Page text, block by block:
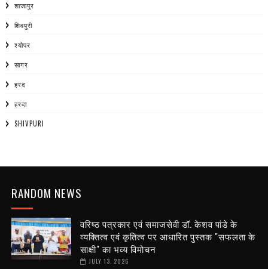
शाजापुर
शिवपुरी
श्योपर
सागर
हरद
हरदा
SHIVPURI
RANDOM NEWS
वरिष्ठ पत्रकार एवं समाजसेवी डॉ. केशव पांडे के
व्यक्तित्व एवं कृतित्व पर आधारित पुस्तक "सफलता के
साक्षी" का भव्य विमोचन
JULY 13, 2026